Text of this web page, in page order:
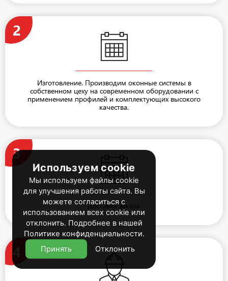
Используем cookie
Мы используем файлы cookie
для улучшения работы сайта. Вы
можете согласиться с
использованием всех cookie или
отклонить. Подробнее в нашей
Политике конфиденциальности.
Принять
Отклонить
2
Изготовление. Производим оконные системы в
собственном цеху на современном оборудовании с
применением профилей и комплектующих высокого
качества.
3
Доставка заказа.